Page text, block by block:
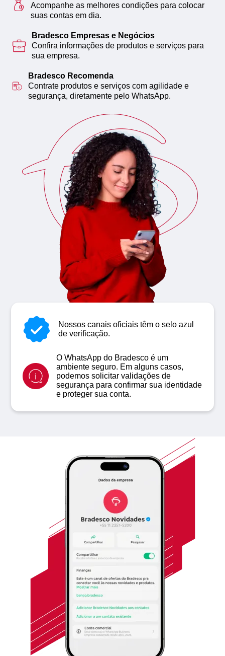
Acompanhe as melhores condições para colocar
suas contas em dia.
Bradesco Empresas e Negócios
Confira informações de produtos e serviços para
sua empresa.
Bradesco Recomenda
Contrate produtos e serviços com agilidade e
segurança, diretamente pelo WhatsApp.
Nossos canais oficiais têm o selo azul
de verificação.
O WhatsApp do Bradesco é um
ambiente seguro. Em alguns casos,
podemos solicitar validações de
segurança para confirmar sua identidade
e proteger sua conta.